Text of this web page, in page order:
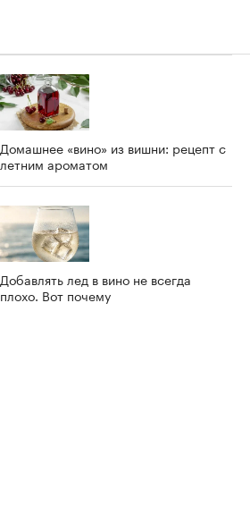
Домашнее «вино» из вишни: рецепт с
летним ароматом
Добавлять лед в вино не всегда
плохо. Вот почему